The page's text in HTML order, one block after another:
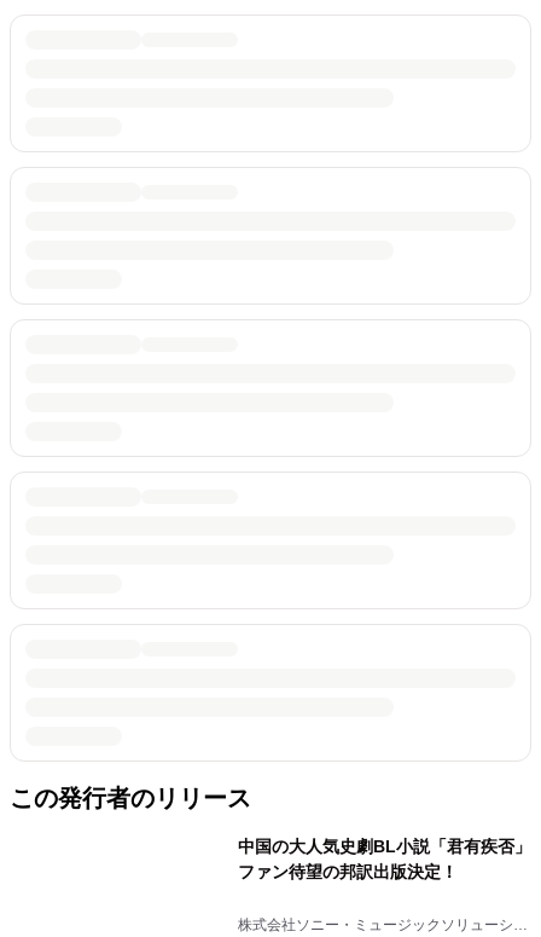
この発行者のリリース
中国の大人気史劇BL小説「君有疾否」
ファン待望の邦訳出版決定！
株式会社ソニー・ミュージックソリューショ